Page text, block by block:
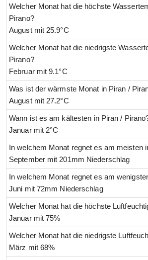
Welcher Monat hat die höchste
Pirano?
August mit 25.9°C
Welcher Monat hat die niedrigste
Pirano?
Februar mit 9.1°C
Was ist der wärmste Monat in Piran /
August mit 27.2°C
Wann ist es am kältesten in Piran /
Januar mit 2°C
In welchem Monat regnet es am meisten
September mit 201mm Niederschlag
In welchem Monat regnet es am
Juni mit 72mm Niederschlag
Welcher Monat hat die höchste
Januar mit 75%
Welcher Monat hat die niedrigste
März mit 68%